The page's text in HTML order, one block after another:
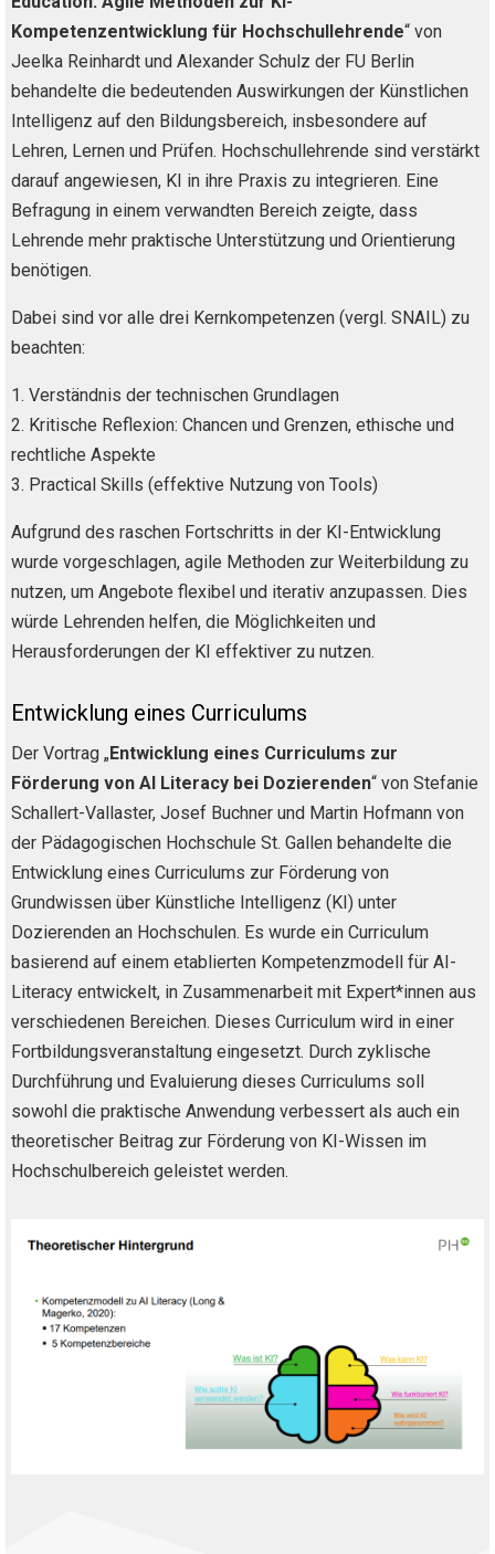
Kompetenzentwicklung für Hochschullehrende“ von
Jeelka Reinhardt und Alexander Schulz der FU Berlin
behandelte die bedeutenden Auswirkungen der Künstlichen
Intelligenz auf den Bildungsbereich, insbesondere auf
Lehren, Lernen und Prüfen. Hochschullehrende sind verstärkt
darauf angewiesen, KI in ihre Praxis zu integrieren. Eine
Befragung in einem verwandten Bereich zeigte, dass
Lehrende mehr praktische Unterstützung und Orientierung
benötigen.
Dabei sind vor alle drei Kernkompetenzen (vergl. SNAIL) zu
beachten:
1. Verständnis der technischen Grundlagen
2. Kritische Reflexion: Chancen und Grenzen, ethische und
rechtliche Aspekte
3. Practical Skills (effektive Nutzung von Tools)
Aufgrund des raschen Fortschritts in der KI-Entwicklung
wurde vorgeschlagen, agile Methoden zur Weiterbildung zu
nutzen, um Angebote flexibel und iterativ anzupassen. Dies
würde Lehrenden helfen, die Möglichkeiten und
Herausforderungen der KI effektiver zu nutzen.
Entwicklung eines Curriculums
Der Vortrag „Entwicklung eines Curriculums zur
Förderung von AI Literacy bei Dozierenden“ von Stefanie
Schallert-Vallaster, Josef Buchner und Martin Hofmann von
der Pädagogischen Hochschule St. Gallen behandelte die
Entwicklung eines Curriculums zur Förderung von
Grundwissen über Künstliche Intelligenz (KI) unter
Dozierenden an Hochschulen. Es wurde ein Curriculum
basierend auf einem etablierten Kompetenzmodell für AI-
Literacy entwickelt, in Zusammenarbeit mit Expert*innen aus
verschiedenen Bereichen. Dieses Curriculum wird in einer
Fortbildungsveranstaltung eingesetzt. Durch zyklische
Durchführung und Evaluierung dieses Curriculums soll
sowohl die praktische Anwendung verbessert als auch ein
theoretischer Beitrag zur Förderung von KI-Wissen im
Hochschulbereich geleistet werden.